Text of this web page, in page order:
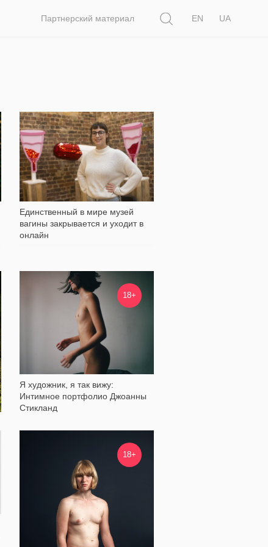
Партнерский материал
EN
UA
Единственный в мире музей
вагины закрывается и уходит в
онлайн
30 519
18+
Я художник, я так вижу:
Интимное портфолио Джоанны
Стикланд
18 583
18+